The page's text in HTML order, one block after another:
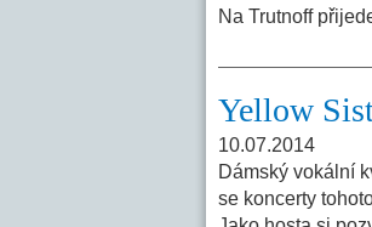
Na Trutnoff
Yellow
10.07.2014
Dámský vokální
se koncerty